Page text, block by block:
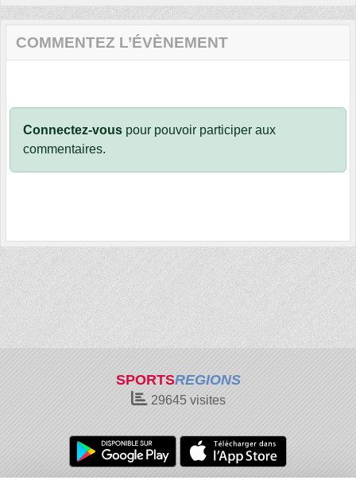
COMMENTEZ L’ÉVÈNEMENT
Connectez-vous pour pouvoir participer aux
commentaires.
SPORTSREGIONS
29645visites